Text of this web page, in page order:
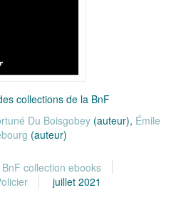
collections de la BnF
Du Boisgobey (auteur), Émile
(auteur)
BnF collection ebooks
juillet 2021